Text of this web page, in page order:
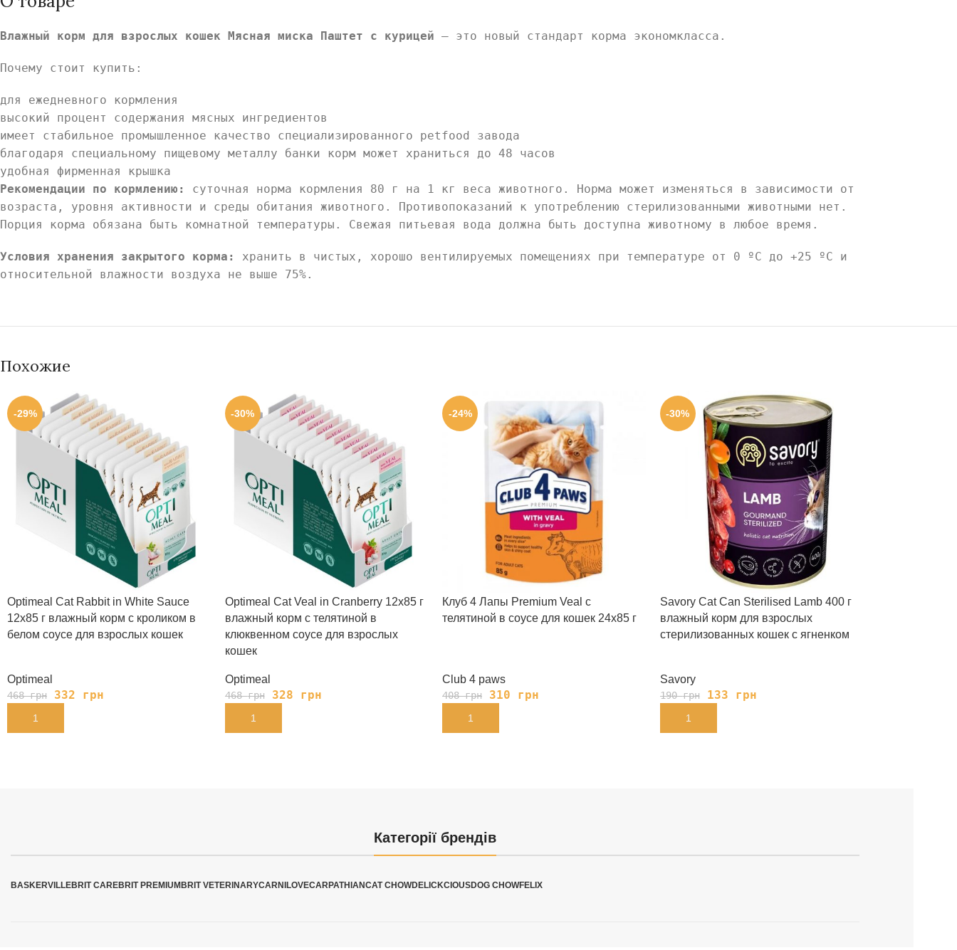
Влажный корм для взрослых кошек Мясная миска Паштет с курицей – это новый стандарт корма экономкласса.
Почему стоит купить:
для ежедневного кормления
высокий процент содержания мясных ингредиентов
имеет стабильное промышленное качество специализированного petfood завода
благодаря специальному пищевому металлу банки корм может храниться до 48 часов
удобная фирменная крышка
Рекомендации по кормлению: суточная норма кормления 80 г на 1 кг веса животного. Норма может изменяться в зависимости от
возраста, уровня активности и среды обитания животного. Противопоказаний к употреблению стерилизованными животными нет.
Порция корма обязана быть комнатной температуры. Свежая питьевая вода должна быть доступна животному в любое время.
Условия хранения закрытого корма:
хранить в чистых, хорошо вентилируемых помещениях при температуре от 0 ºС до +25 ºС и
относительной влажности воздуха не выше 75%.
Похожие
-29%
Optimeal Cat Rabbit in White Sauce
12х85 г влажный корм с кроликом в
белом соусе для взрослых кошек
Optimeal
468грн 332 грн
В КОРЗИНУ
-30%
Optimeal Cat Veal in Cranberry 12х85 г
влажный корм с телятиной в
клюквенном соусе для взрослых
кошек
Optimeal
468грн 328 грн
В КОРЗИНУ
-24%
Клуб 4 Лапы Premium Veal с
телятиной в соусе для кошек 24х85 г
Club 4 paws
408грн 310 грн
В КОРЗИНУ
-30%
Savory Cat Can Sterilised Lamb 400 г
влажный корм для взрослых
стерилизованных кошек с ягненком
Savory
190грн 133 грн
В КОРЗИНУ
Категорії брендів
BASKERVILLEBRIT CAREBRIT PREMIUM BRIT VETERINARYCARNILOVECARPATHIANCAT CHOWDELICKCIOUSDOG CHOWFELIX